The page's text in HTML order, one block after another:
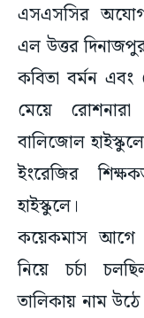
এসএসসির
এল উত্তর
কবিতা বর্মন এবং
মেয়ে
বালিজোল
ইংরেজির
হাইস্কুলে।
কয়েকমাস আগে
নিয়ে চর্চা
তালিকায় নাম